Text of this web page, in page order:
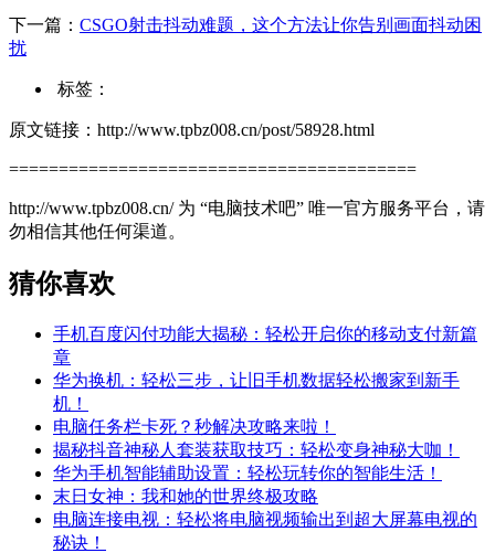
下一篇： CSGO射击抖动难题，这个方法让你告别画面抖动困
扰
标签：
原文链接：http://www.tpbz008.cn/post/58928.html
=========================================
http://www.tpbz008.cn/ 为 “电脑技术吧” 唯一官方服务平台，请
勿相信其他任何渠道。
猜你喜欢
手机百度闪付功能大揭秘：轻松开启你的移动支付新篇
章
华为换机：轻松三步，让旧手机数据轻松搬家到新手
机！
电脑任务栏卡死？秒解决攻略来啦！
揭秘抖音神秘人套装获取技巧：轻松变身神秘大咖！
华为手机智能辅助设置：轻松玩转你的智能生活！
末日女神：我和她的世界终极攻略
电脑连接电视：轻松将电脑视频输出到超大屏幕电视的
秘诀！